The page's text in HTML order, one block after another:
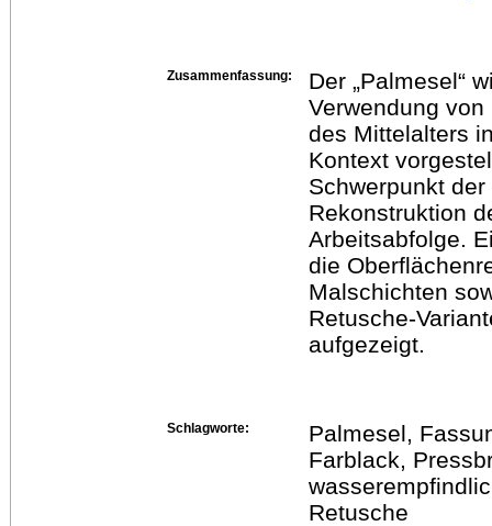
Zusammenfassung:
Der „Palmesel“
Verwendung
des Mittelalters
Kontext
Schwerpunkt
Rekonstruktion
Arbeitsabfolge.
die
Malschichten
Retusche-
aufgezeigt.
Schlagworte:
Palmesel,
Farblack,
Retusche